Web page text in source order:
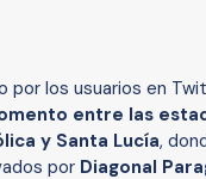
por los usuarios en
entre las
y Santa Lucía,
por Diagonal